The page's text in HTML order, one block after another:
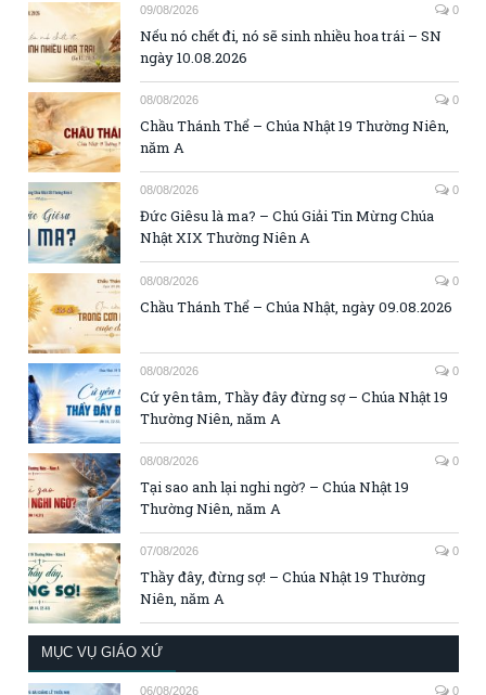
09/08/2026 0
Nếu nó chết đi, nó sẽ sinh nhiều hoa trái – SN
ngày 10.08.2026
08/08/2026 0
Chầu Thánh Thể – Chúa Nhật 19 Thường Niên,
năm A
08/08/2026 0
Đức Giêsu là ma? – Chú Giải Tin Mừng Chúa
Nhật XIX Thường Niên A
08/08/2026 0
Chầu Thánh Thể – Chúa Nhật, ngày 09.08.2026
08/08/2026 0
Cứ yên tâm, Thầy đây đừng sợ – Chúa Nhật 19
Thường Niên, năm A
08/08/2026 0
Tại sao anh lại nghi ngờ? – Chúa Nhật 19
Thường Niên, năm A
07/08/2026 0
Thầy đây, đừng sợ! – Chúa Nhật 19 Thường
Niên, năm A
MỤC VỤ GIÁO XỨ
06/08/2026 0